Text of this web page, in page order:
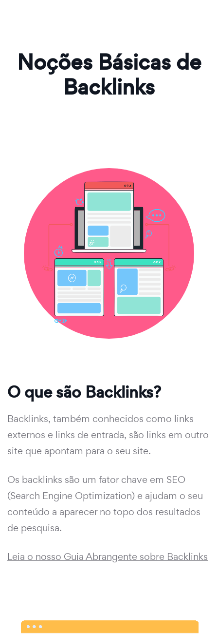
Noções Básicas de
Backlinks
O que são Backlinks?
Backlinks, também conhecidos como links
externos e links de entrada, são links em outro
site que apontam para o seu site.
Os backlinks são um fator chave em SEO
(Search Engine Optimization) e ajudam o seu
conteúdo a aparecer no topo dos resultados
de pesquisa.
Leia o nosso Guia Abrangente sobre Backlinks